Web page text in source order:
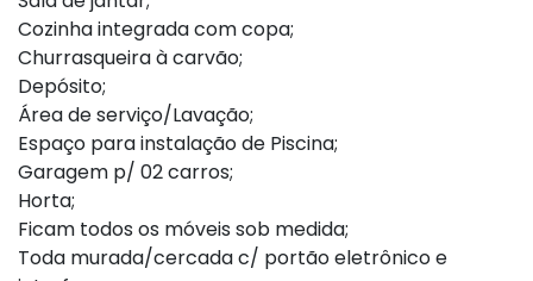
Cozinha integrada com copa;
Churrasqueira à carvão;
Depósito;
Área de serviço/Lavação;
Espaço para instalação de Piscina;
Garagem p/ 02 carros;
Horta;
Ficam todos os móveis sob medida;
Toda murada/cercada c/ portão eletrônico e